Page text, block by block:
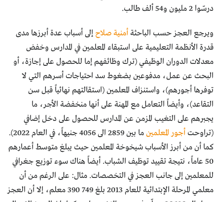
درسّوا 2 مليون و54 ألف طالب.
ويرجع العجز حسب الباحثة أمنية صلاحإلى أسباب عدة أبرزها مدى
قدرة الأنظمة التعليمية على استبقاء المعلمين في المدارس وخفض
معدلات الدوران الوظيفي (ترك وظائفهم إما للحصول على إجازة، أو
البحث عن عمل، مدفوعين بضغوط سد احتياجات أسرهم التي لا
توفرها أجورهم)، واستنزاف المعلمين (استقالتهم نهائياً قبل سن
التقاعد)، وأيضاً التعامل مع المهنة على أنها منخفضة الأجر، ما
يجبرهم على التغيب المزمن عن المدارس للحصول على دخل إضافي
(تراوحت أجور المعلمين
ما بين 2859 الى 4056 جنيهاً، في العام 2022).
كما أن من أبرز الأسباب شيخوخة المعلمين حيث يبلغ متوسط أعمارهم
50 عاماً، نتيجة تقييد توظيف الشباب. أيضاً هناك سوء توزيع جغرافي
للمعلمين إلى جانب العجز في التخصصات. مثال: على الرغم من أن
معلمي المرحلة الإبتدائية للعام 2013 بلغ 749 390 معلم، إلا أن العجز